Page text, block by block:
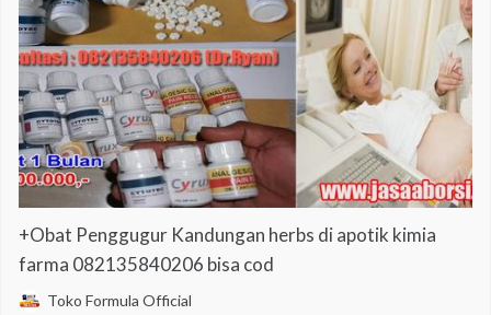
+Obat Penggugur Kandungan herbs di apotik kimia
farma 082135840206 bisa cod
Toko Formula Official